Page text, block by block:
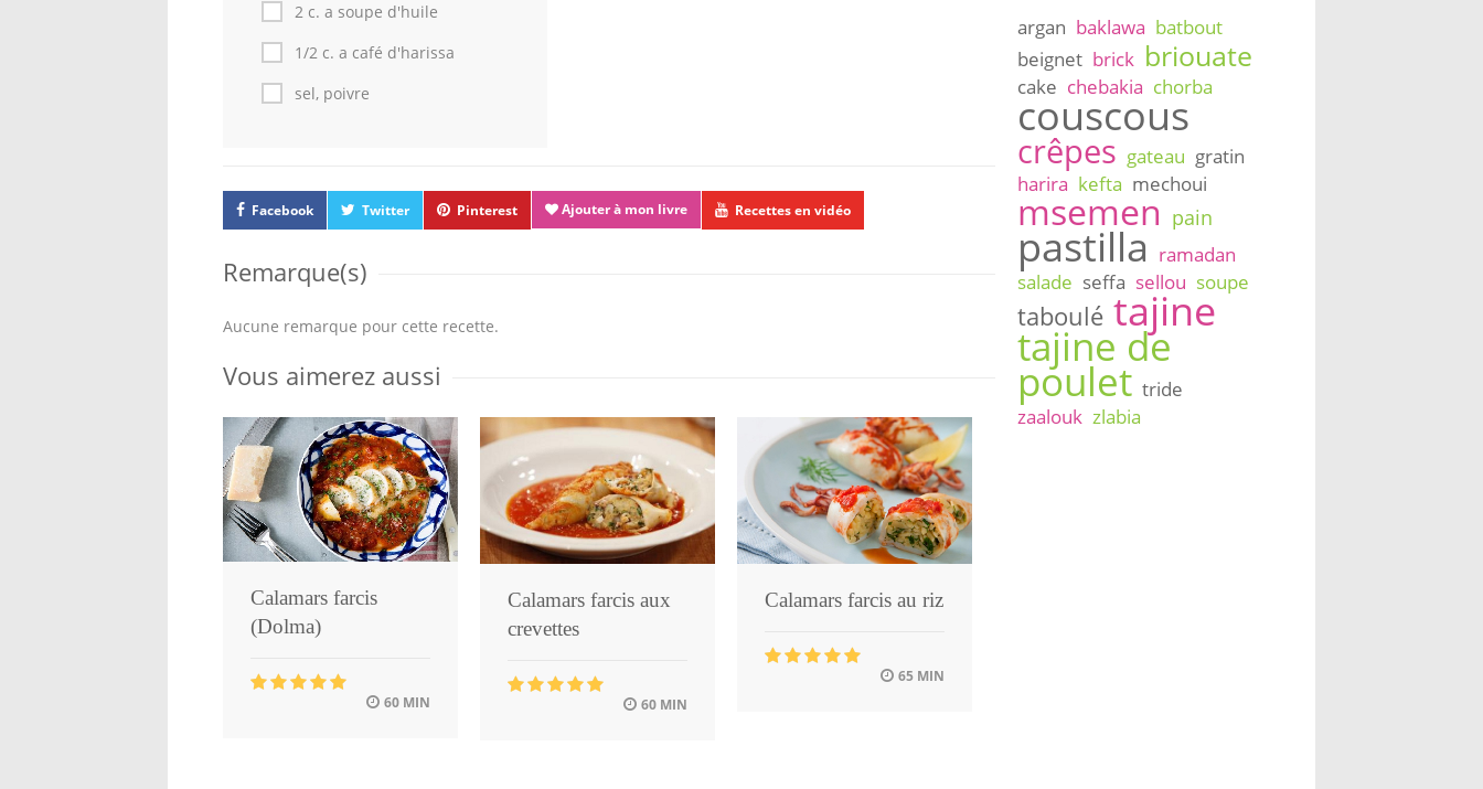
2 c. a soupe d'huile
1/2 c. a café d'harissa
sel, poivre
Facebook Twitter Pinterest Ajouter à mon livre Recettes en vidéo
Remarque(s)
Aucune remarque pour cette recette.
Vous aimerez aussi
Calamars farcis
(Dolma)
60 MIN
Calamars farcis aux
crevettes
60 MIN
Calamars farcis au riz
65 MIN
argan baklawa batbout
beignet brick briouate
cake chebakia chorba
couscous
crêpes gateau gratin
harira kefta mechoui
msemen pain
pastilla ramadan
salade seffa sellou soupe
taboulé tajine
tajine de
poulet tride
zaalouk zlabia